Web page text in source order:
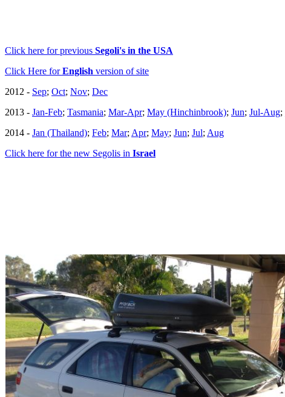
Click here for previous Segoli's in the USA
Click Here forEnglish version of site
2012 - Sep; Oct; Nov; Dec
2013 - Jan-Feb; Tasmania; Mar-Apr; May (Hinchinbrook); Jun; Jul-Aug;
2014 - Jan (Thailand); Feb; Mar; Apr; May; Jun; Jul; Aug
Click here for the new Segolis in Israel